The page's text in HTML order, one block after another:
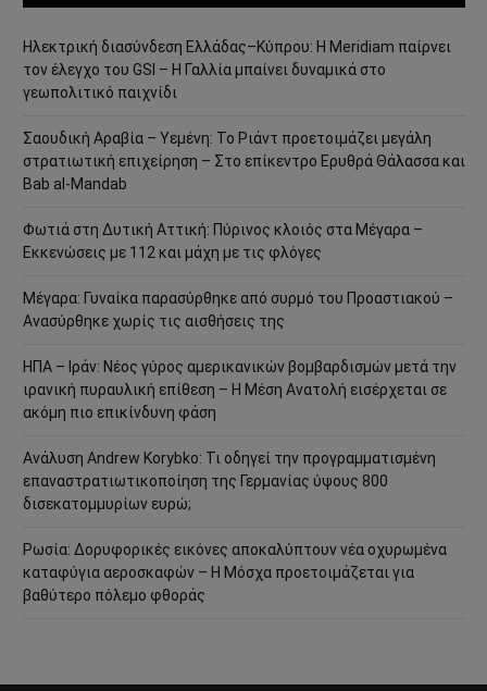
Ηλεκτρική διασύνδεση Ελλάδας–Κύπρου: Η Meridiam παίρνει
τον έλεγχο του GSI – Η Γαλλία μπαίνει δυναμικά στο
γεωπολιτικό παιχνίδι
Σαουδική Αραβία – Υεμένη: Το Ριάντ προετοιμάζει μεγάλη
στρατιωτική επιχείρηση – Στο επίκεντρο Ερυθρά Θάλασσα και
Bab al-Mandab
Φωτιά στη Δυτική Αττική: Πύρινος κλοιός στα Μέγαρα –
Εκκενώσεις με 112 και μάχη με τις φλόγες
Μέγαρα: Γυναίκα παρασύρθηκε από συρμό του Προαστιακού –
Ανασύρθηκε χωρίς τις αισθήσεις της
ΗΠΑ – Ιράν: Νέος γύρος αμερικανικών βομβαρδισμών μετά την
ιρανική πυραυλική επίθεση – Η Μέση Ανατολή εισέρχεται σε
ακόμη πιο επικίνδυνη φάση
Ανάλυση Andrew Korybko: Τι οδηγεί την προγραμματισμένη
επαναστρατιωτικοποίηση της Γερμανίας ύψους 800
δισεκατομμυρίων ευρώ;
Ρωσία: Δορυφορικές εικόνες αποκαλύπτουν νέα οχυρωμένα
καταφύγια αεροσκαφών – Η Μόσχα προετοιμάζεται για
βαθύτερο πόλεμο φθοράς